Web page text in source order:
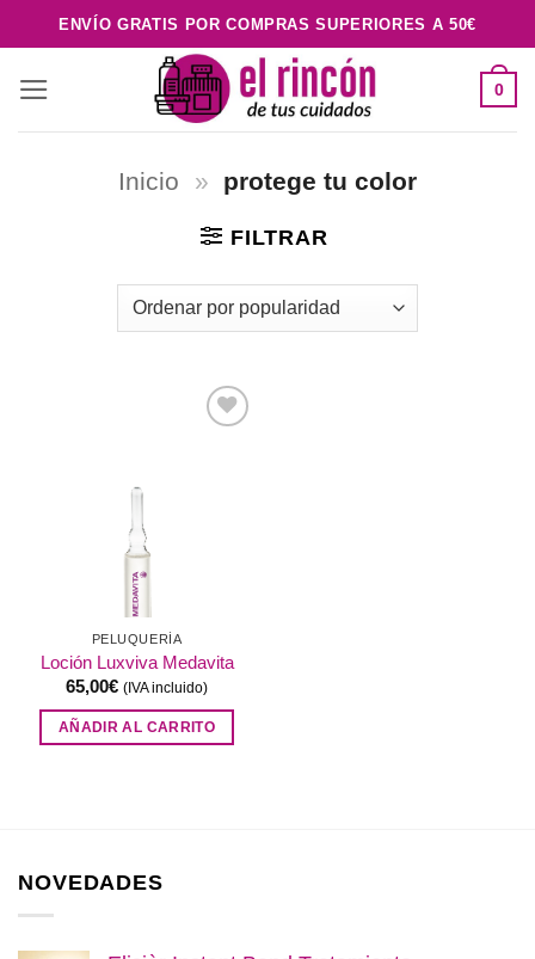
al
contenido
ENVÍO GRATIS POR COMPRAS SUPERIORES A 50€
0
Inicio » protege tu color
FILTRAR
PELUQUERÍA
Loción Luxviva Medavita
65,00€ (IVA incluido)
AÑADIR AL CARRITO
NOVEDADES